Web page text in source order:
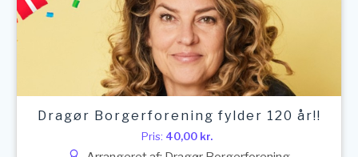
Dragør Borgerforening fylder 120 år!!
Pris: 40,00 kr.